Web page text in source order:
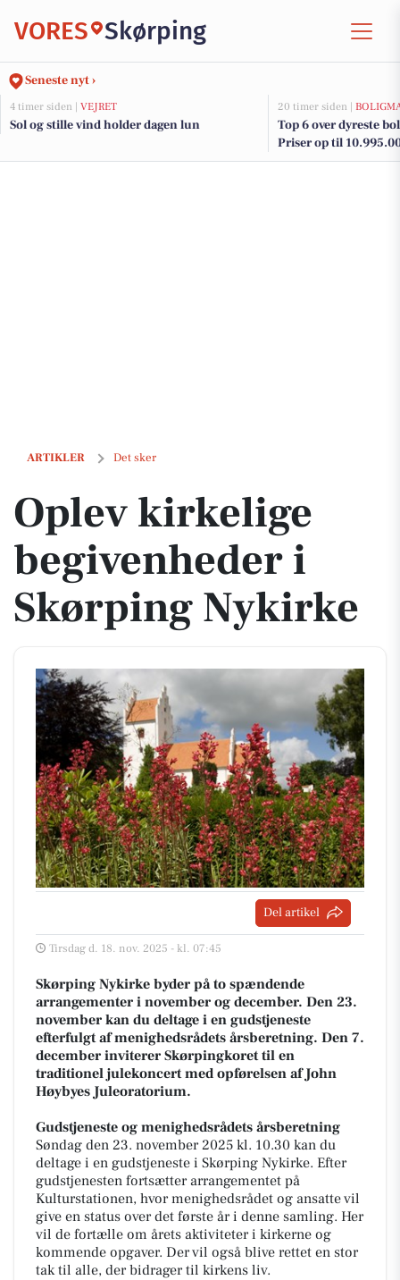
VORES Skørping
Seneste nyt ›
4 timer siden | VEJRET
Sol og stille vind holder dagen lun
20 timer siden |
Top 6 over dyreste
Priser op til
ARTIKLER Det sker
Oplev kirkelige begivenheder i Skørping Nykirke
Oplev kirkelige
begivenheder i
Skørping Nykirke
Del artikel
Tirsdag d. 18. nov. 2025 - kl. 07:45
Skørping Nykirke byder på to spændende
arrangementer i november og december. Den 23.
november kan du deltage i en gudstjeneste
efterfulgt af menighedsrådets årsberetning. Den 7.
december inviterer Skørpingkoret til en
traditionel julekoncert med opførelsen af John
Høybyes Juleoratorium.
Gudstjeneste og menighedsrådets årsberetning
Søndag den 23. november 2025 kl. 10.30 kan du
deltage i en gudstjeneste i Skørping Nykirke. Efter
gudstjenesten fortsætter arrangementet på
Kulturstationen, hvor menighedsrådet og ansatte vil
give en status over det første år i denne samling. Her
vil de fortælle om årets aktiviteter i kirkerne og
kommende opgaver. Der vil også blive rettet en stor
tak til alle, der bidrager til kirkens liv.